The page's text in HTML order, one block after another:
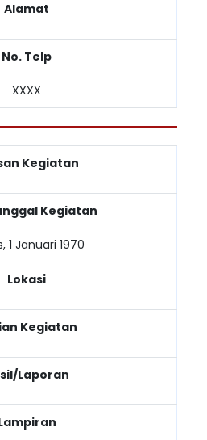
Alamat
No. Telp
XXXX
Kegiatan
Kegiatan
1 Januari 1970
Lokasi
Kegiatan
Laporan